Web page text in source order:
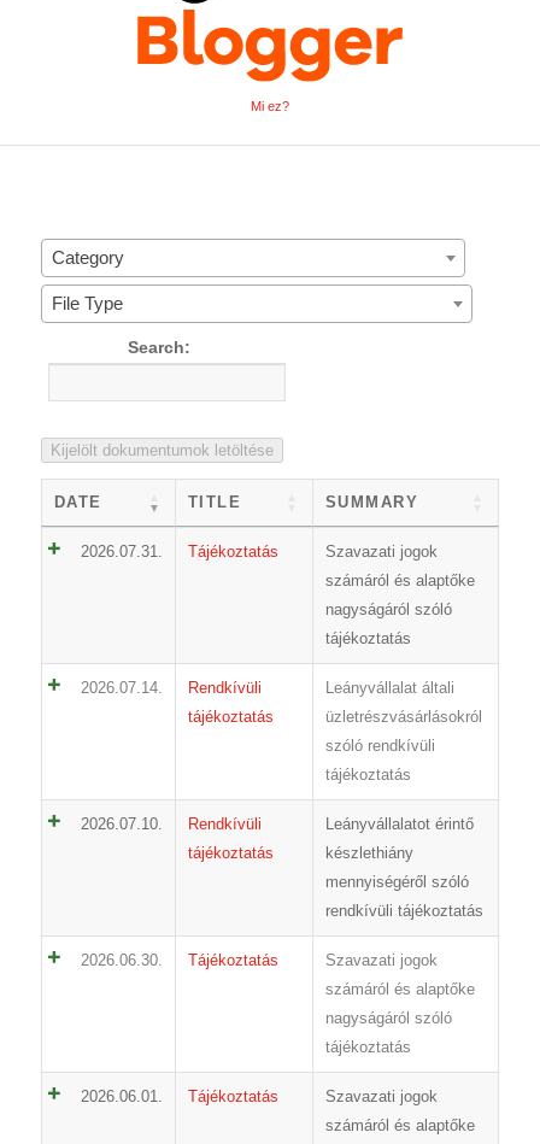
Mi ez?
Category
File Type
Search:
Kijelölt dokumentumok letöltése
DATE TITLE SUMMARY
2026.07.31. Tájékoztatás
Szavazati jogok
számáról és alaptőke
nagyságáról szóló
tájékoztatás
2026.07.14.
Rendkívüli
tájékoztatás
Leányvállalat általi
üzletrészvásárlásokról
szóló rendkívüli
tájékoztatás
2026.07.10.
Rendkívüli
tájékoztatás
Leányvállalatot érintő
készlethiány
mennyiségéről szóló
rendkívüli tájékoztatás
2026.06.30. Tájékoztatás
Szavazati jogok
számáról és alaptőke
nagyságáról szóló
tájékoztatás
2026.06.01. Tájékoztatás
Szavazati jogok
számáról és alaptőke